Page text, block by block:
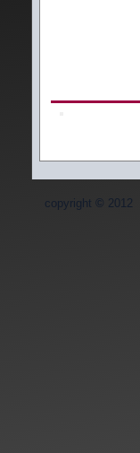
copyright © 2012